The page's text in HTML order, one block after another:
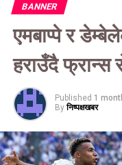
BANNER
एमबाप्पे र
हराउँदै फ्रान्स
Published 1
By निष्पक्षखबर